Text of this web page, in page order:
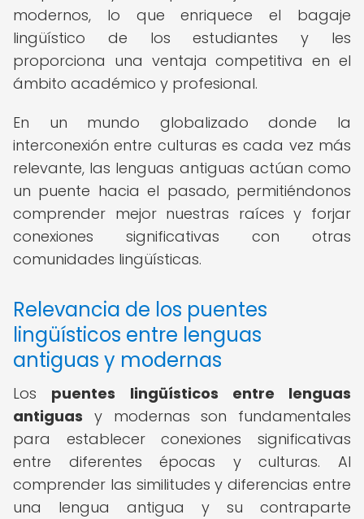
modernos, lo que enriquece el bagaje
lingüístico de los estudiantes y les
proporciona una ventaja competitiva en el
ámbito académico y profesional.
En un mundo globalizado donde la
interconexión entre culturas es cada vez más
relevante, las lenguas antiguas actúan como
un puente hacia el pasado, permitiéndonos
comprender mejor nuestras raíces y forjar
conexiones significativas con otras
comunidades lingüísticas.
Relevancia de los puentes
lingüísticos entre lenguas
antiguas y modernas
Los puentes lingüísticos entre lenguas
antiguas y modernas son fundamentales
para establecer conexiones significativas
entre diferentes épocas y culturas. Al
comprender las similitudes y diferencias entre
una lengua antigua y su contraparte